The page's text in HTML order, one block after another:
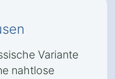
Variante
nahtlose